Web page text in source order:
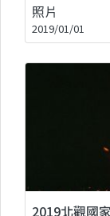
照片
2019/01/01
2019北觀國